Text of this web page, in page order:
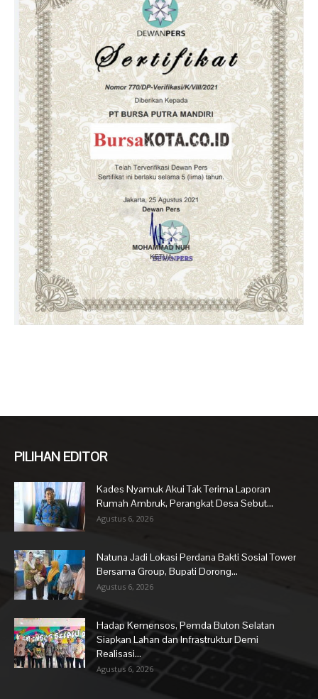
PILIHAN EDITOR
Kades Nyamuk Akui Tak Terima Laporan
Rumah Ambruk, Perangkat Desa Sebut...
Agustus 6, 2026
Natuna Jadi Lokasi Perdana Bakti Sosial Tower
Bersama Group, Bupati Dorong...
Agustus 6, 2026
Hadap Kemensos, Pemda Buton Selatan
Siapkan Lahan dan Infrastruktur Demi
Realisasi...
Agustus 6, 2026